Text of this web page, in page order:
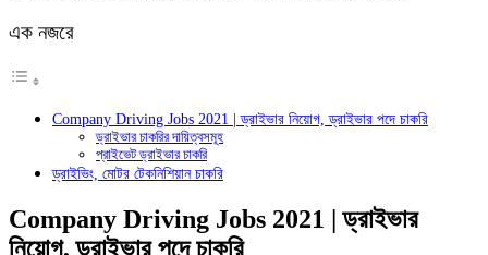
এক নজরে
Company Driving Jobs 2021 | ড্রাইভার নিয়োগ, ড্রাইভার পদে চাকরি
ড্রাইভার চাকরির দায়িত্বসমূহ
প্রাইভেট ড্রাইভার চাকরি
ড্রাইভিং, মোটর টেকনিশিয়ান চাকরি
Company Driving Jobs 2021 | ড্রাইভার
নিয়োগ, ড্রাইভার পদে চাকরি